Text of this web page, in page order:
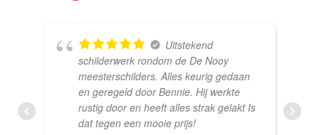
Uitstekend
schilderwerk rondom de De Nooy
meesterschilders. Alles keurig gedaan
en geregeld door Bennie. Hij werkte
rustig door en heeft alles strak gelakt Is
dat tegen een mooie prijs!